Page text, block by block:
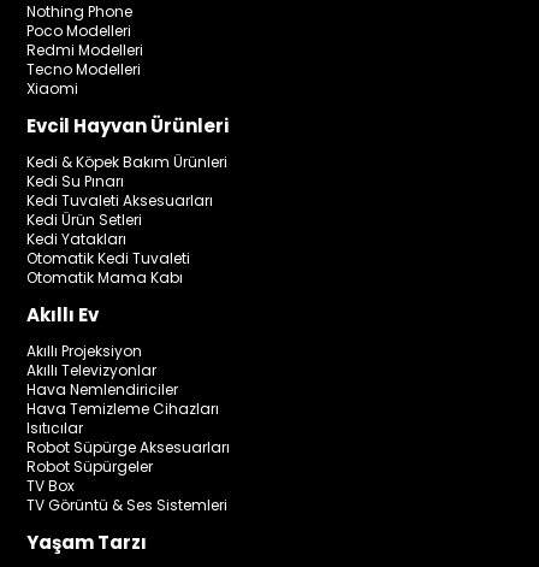
Nothing Phone
Poco Modelleri
Redmi Modelleri
Tecno Modelleri
Xiaomi
Evcil Hayvan Ürünleri
Kedi & Köpek Bakım Ürünleri
Kedi Su Pınarı
Kedi Tuvaleti Aksesuarları
Kedi Ürün Setleri
Kedi Yatakları
Otomatik Kedi Tuvaleti
Otomatik Mama Kabı
Akıllı Ev
Akıllı Projeksiyon
Akıllı Televizyonlar
Hava Nemlendiriciler
Hava Temizleme Cihazları
Isıtıcılar
Robot Süpürge Aksesuarları
Robot Süpürgeler
TV Box
TV Görüntü & Ses Sistemleri
Yaşam Tarzı